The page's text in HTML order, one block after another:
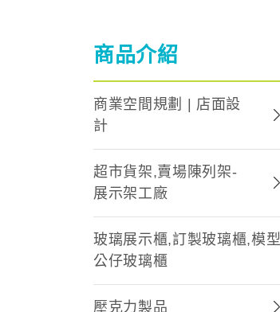
商品介紹
商業空間規劃 | 店面設
計
超市貨架,賣場陳列架-
展示架工廠
玻璃展示櫃,訂製玻璃櫃,模型
公仔玻璃櫃
壓克力製品